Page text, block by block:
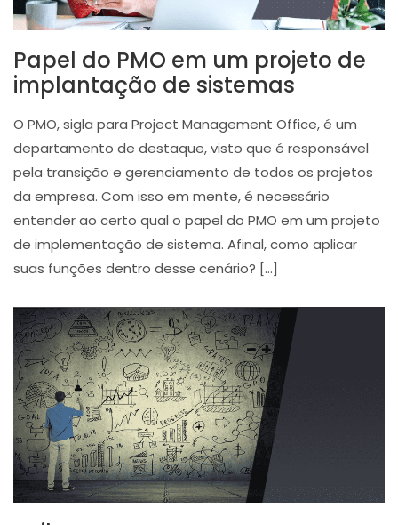
Papel do PMO em um projeto de
implantação de sistemas
O PMO, sigla para Project Management Office, é um
departamento de destaque, visto que é responsável
pela transição e gerenciamento de todos os projetos
da empresa. Com isso em mente, é necessário
entender ao certo qual o papel do PMO em um projeto
de implementação de sistema. Afinal, como aplicar
suas funções dentro desse cenário? […]